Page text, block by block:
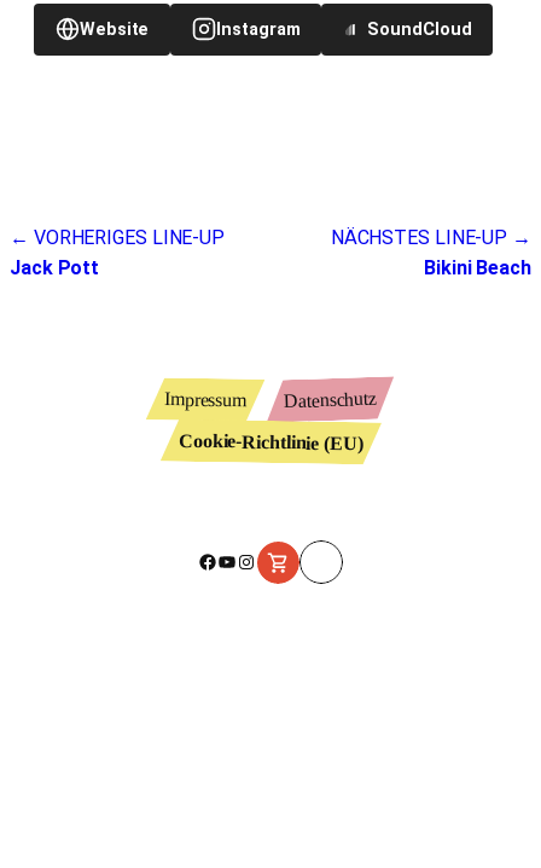
Website Instagram SoundCloud
Beitragsnavigation
← VORHERIGES LINE-UP
Jack Pott
NÄCHSTES LINE-UP →
Bikini Beach
Impressum Datenschutz
Cookie-Richtlinie (EU)
Facebook
YouTube
Instagram